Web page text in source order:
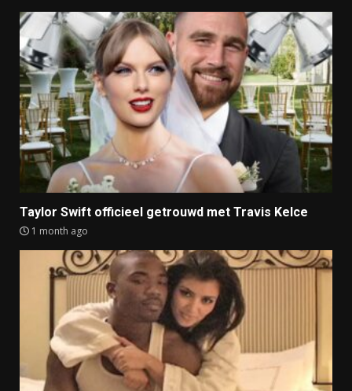
Taylor Swift officieel getrouwd met Travis Kelce
1 month ago